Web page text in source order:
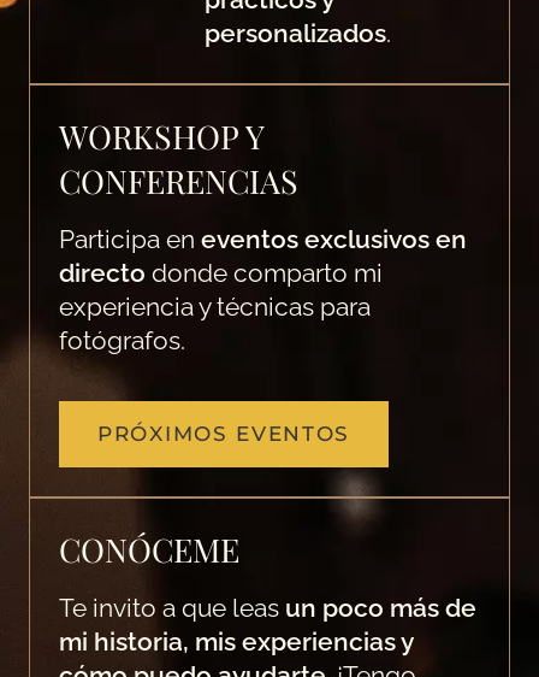
personalizados.
WORKSHOP Y
CONFERENCIAS
Participa en eventos exclusivos en
directo donde comparto mi
experiencia y técnicas para
fotógrafos.
PRÓXIMOS EVENTOS
CONÓCEME
Te invito a que leas un poco más de
mi historia, mis experiencias y